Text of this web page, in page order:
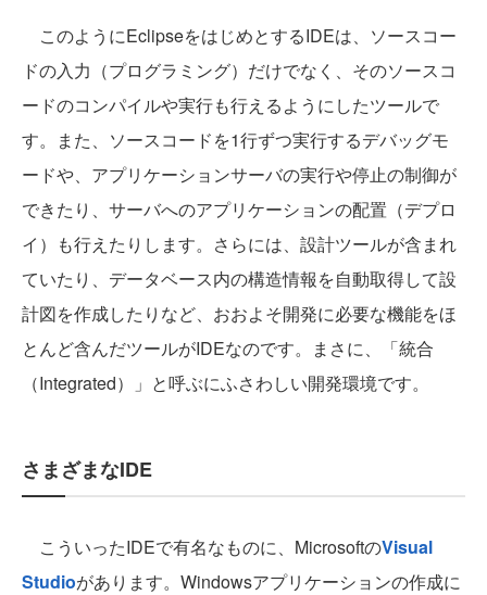
このようにEclipseをはじめとするIDEは、ソースコー
ドの入力（プログラミング）だけでなく、そのソースコ
ードのコンパイルや実行も行えるようにしたツールで
す。また、ソースコードを1行ずつ実行するデバッグモ
ードや、アプリケーションサーバの実行や停止の制御が
できたり、サーバへのアプリケーションの配置（デプロ
イ）も行えたりします。さらには、設計ツールが含まれ
ていたり、データベース内の構造情報を自動取得して設
計図を作成したりなど、おおよそ開発に必要な機能をほ
とんど含んだツールがIDEなのです。まさに、「統合
（Integrated）」と呼ぶにふさわしい開発環境です。
さまざまなIDE
こういったIDEで有名なものに、MicrosoftのVisual
Studioがあります。Windowsアプリケーションの作成に